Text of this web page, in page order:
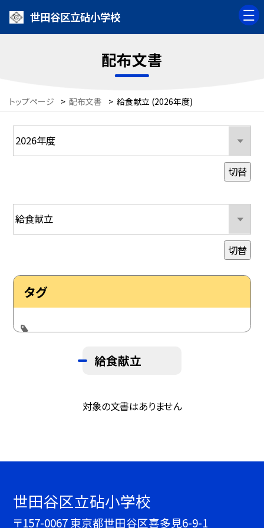
世田谷区立砧小学校
配布文書
トップページ > 配布文書 > 給食献立 (2026年度)
切替
切替
タグ
給食献立
対象の文書はありません
世田谷区立砧小学校
〒157-0067 東京都世田谷区喜多見6-9-1